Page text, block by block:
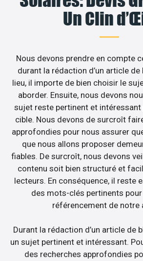
Un Clin
Nous devons prendre en compte
durant la rédaction d’un article de
lieu, il importe de bien choisir le
aborder. Ensuite, nous devons
sujet reste pertinent et
cible. Nous devons de surcroît
approfondies pour nous assurer
que nous allons proposer
fiables. De surcroît, nous devons
contenu soit bien structuré et
lecteurs. En conséquence, il reste
des mots-clés pertinents
référencement de notre
Durant la rédaction d’un article de
un sujet pertinent et intéressant.
des recherches approfondies